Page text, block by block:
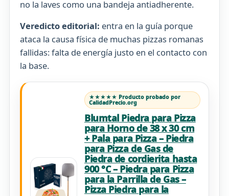
no la laves como una bandeja antiadherente.
Veredicto editorial: entra en la guía porque
ataca la causa física de muchas pizzas romanas
fallidas: falta de energía justo en el contacto con
la base.
★★★★★ Producto probado por
CalidadPrecio.org
Blumtal Piedra para Pizza
para Horno de 38 x 30 cm
+ Pala para Pizza – Piedra
para Pizza de Gas de
Piedra de cordierita hasta
900 °C – Piedra para Pizza
para la Parrilla de Gas –
Pizza Piedra para la